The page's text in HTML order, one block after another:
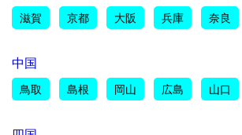
滋賀 京都 大阪 兵庫 奈良
中国
鳥取 島根 岡山 広島 山口